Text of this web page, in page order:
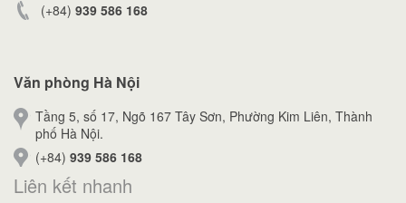
(+84) 939 586 168
Văn phòng Hà Nội
Tầng 5, số 17, Ngõ 167 Tây Sơn, Phường Kim Liên, Thành
phố Hà Nội.
(+84) 939 586 168
Liên kết nhanh